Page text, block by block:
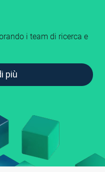
i team di ricerca e
più